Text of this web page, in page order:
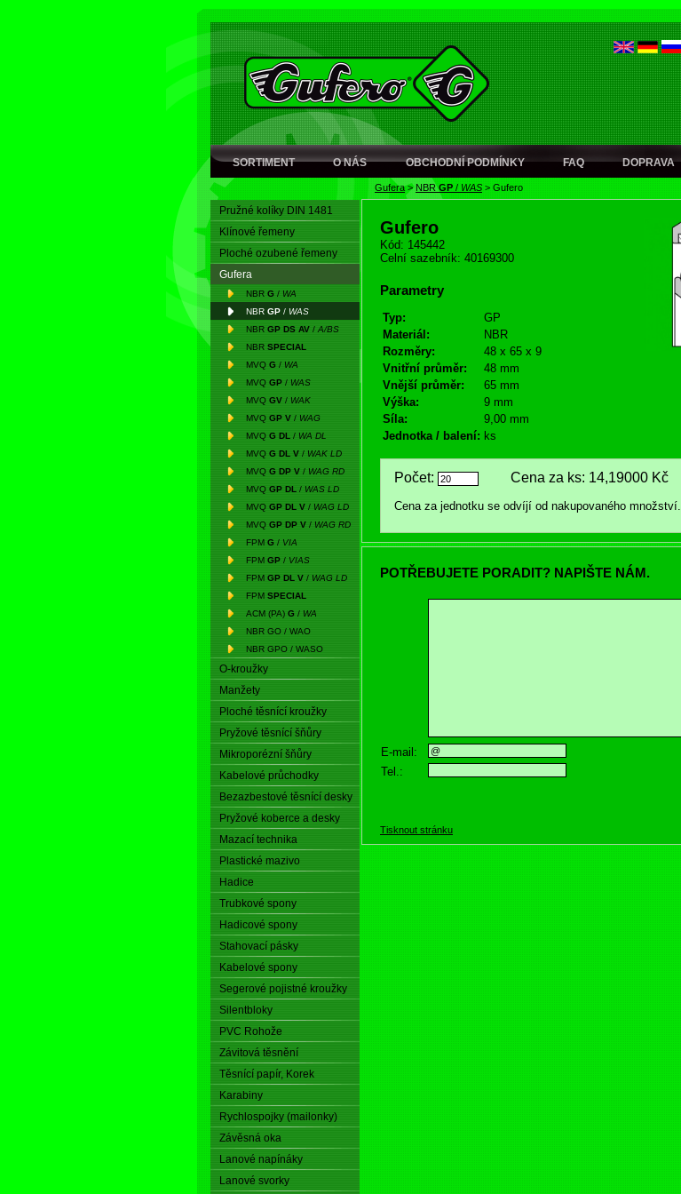
SORTIMENT O NÁS OBCHODNÍ PODMÍNKY FAQ DOPRAVA
Gufera> NBRGP / WAS > Gufero
Pružné kolíky DIN 1481
Klínové řemeny
Ploché ozubené řemeny
Gufera
NBR G / WA
NBR GP / WAS
NBR GP DS AV / A/BS
NBR SPECIAL
MVQ G / WA
MVQ GP / WAS
MVQ GV / WAK
MVQ GP V / WAG
MVQ G DL / WA DL
MVQ G DL V / WAK LD
MVQ G DP V / WAG RD
MVQ GP DL / WAS LD
MVQ GP DL V / WAG LD
MVQ GP DP V / WAG RD
FPM G / VIA
FPM GP / VIAS
FPM GP DL V / WAG LD
FPM SPECIAL
ACM (PA) G / WA
NBR GO / WAO
NBR GPO / WASO
O-kroužky
Manžety
Ploché těsnící kroužky
Pryžové těsnící šňůry
Mikroporézní šňůry
Kabelové průchodky
Bezazbestové těsnící desky
Pryžové koberce a desky
Mazací technika
Plastické mazivo
Hadice
Trubkové spony
Hadicové spony
Stahovací pásky
Kabelové spony
Segerové pojistné kroužky
Silentbloky
PVC Rohože
Závitová těsnění
Těsnící papír, Korek
Karabiny
Rychlospojky (mailonky)
Závěsná oka
Lanové napínáky
Lanové svorky
Gufero
Kód: 145442
Celní sazebník: 40169300
Parametry
Typ:
GP
Materiál:
NBR
Rozměry:
48 x 65 x 9
Vnitřní průměr:
48 mm
Vnější průměr:
65 mm
Výška:
9 mm
Síla:
9,00 mm
Jednotka / balení: ks
Počet: Cena za ks: 14,19000 Kč
Cena za jednotku se odvíjí od nakupovaného množství.
POTŘEBUJETE PORADIT? NAPIŠTE NÁM.
E-mail:
Tel.:
Tisknout stránku